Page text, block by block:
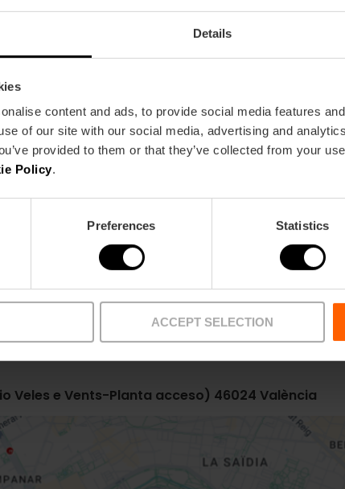
Details
content and ads, to provide social media features
of our site with our social media, advertising and
provided to them or that they’ve collected from your
Policy.
Preferences Statistics
ACCEPT SELECTION
Restaurant
200
Veles e Vents-Planta acceso) 46024 València